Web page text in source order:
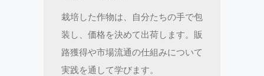
栽培した作物は、自分たちの手で包
装し、価格を決めて出荷します。販
路獲得や市場流通の仕組みについて
実践を通して学びます。